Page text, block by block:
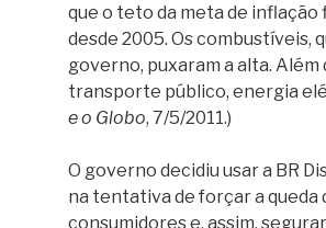
que o teto da meta de
desde 2005. Os combustíveis,
governo, puxaram a alta.
transporte público, energia
e o Globo, 7/5/2011.)
O governo decidiu usar a BR
na tentativa de forçar a queda
consumidores e, assim,